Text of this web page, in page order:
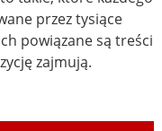
przez tysiące
powiązane są treści
zajmują.